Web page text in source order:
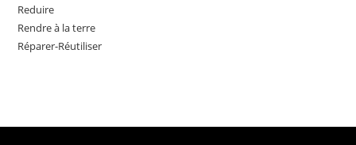
Reduire
Rendre à la terre
Réparer-Réutiliser